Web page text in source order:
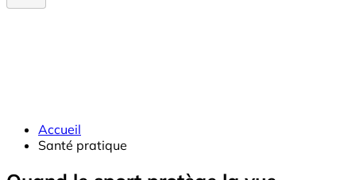
Accueil
Santé pratique